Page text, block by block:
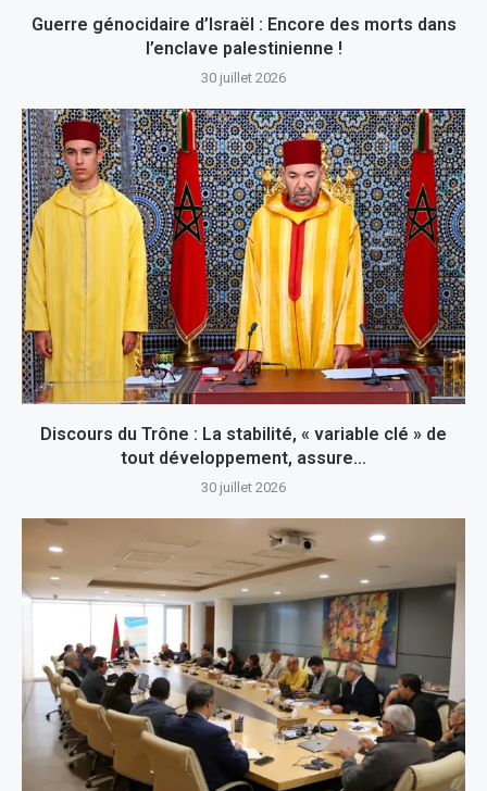
Guerre génocidaire d’Israël : Encore des morts dans
l’enclave palestinienne !
30 juillet 2026
Discours du Trône : La stabilité, « variable clé » de
tout développement, assure...
30 juillet 2026